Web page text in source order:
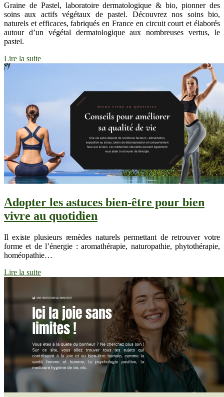
Graine de Pastel, laboratoire dermatologique & bio, pionner des
soins aux actifs végétaux de pastel. Découvrez nos soins bio,
naturels et efficaces, fabriqués en France en circuit court et élaborés
autour d’un végétal dermatologique aux nombreuses vertus, le
pastel.
Lire la suite
Adopter les astuces bien-être pour bien
vivre au quotidien
Il existe plusieurs remèdes naturels permettant de retrouver votre
forme et de l’énergie : aromathérapie, naturopathie, phytothérapie,
homéopathie…
Lire la suite